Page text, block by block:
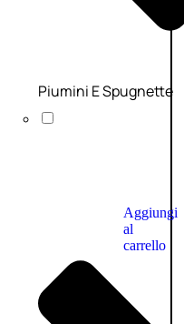
Aggiungi
al
carrello
Piumini E Spugnette